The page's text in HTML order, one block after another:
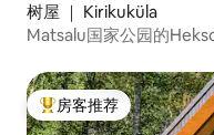
树屋 ｜ Kirikuküla
Matsalu国家公园的
热门「房客推荐」
房客推荐